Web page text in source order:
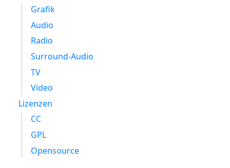
Grafik
Audio
Radio
Surround-Audio
TV
Video
Lizenzen
CC
GPL
Opensource